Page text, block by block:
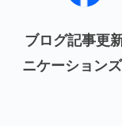
ブログ記事更
ニケーション